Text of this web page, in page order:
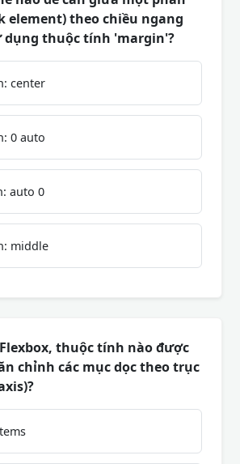
element) theo chiều ngang
dụng thuộc tính 'margin'?
center
0 auto
auto 0
middle
thuộc tính nào được
chỉnh các mục dọc theo trục